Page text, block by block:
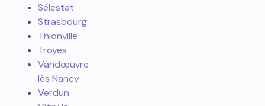
Sélestat
Strasbourg
Thionville
Troyes
Vandœuvre
lès Nancy
Verdun